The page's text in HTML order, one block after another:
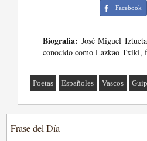
Facebook
Biografia: José Miguel
conocido como Lazkao Txiki,
Poetas Españoles Vascos
Frase del Día